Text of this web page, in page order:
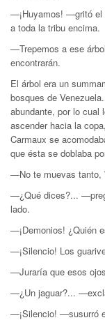
—¡Huyamos! —gritó el
a toda la tribu encima.
—Trepemos a ese
encontrarán.
El árbol era un
bosques de
abundante, por lo cual
ascender hacia la
Carmaux se
que ésta se doblaba
—No te muevas tanto,
—¿Qué dices?...
lado.
—¡Demonios! ¿Quién
—¡Silencio! Los
—Juraría que esos
—¿Un jaguar?...
—¡Silencio! —susurró